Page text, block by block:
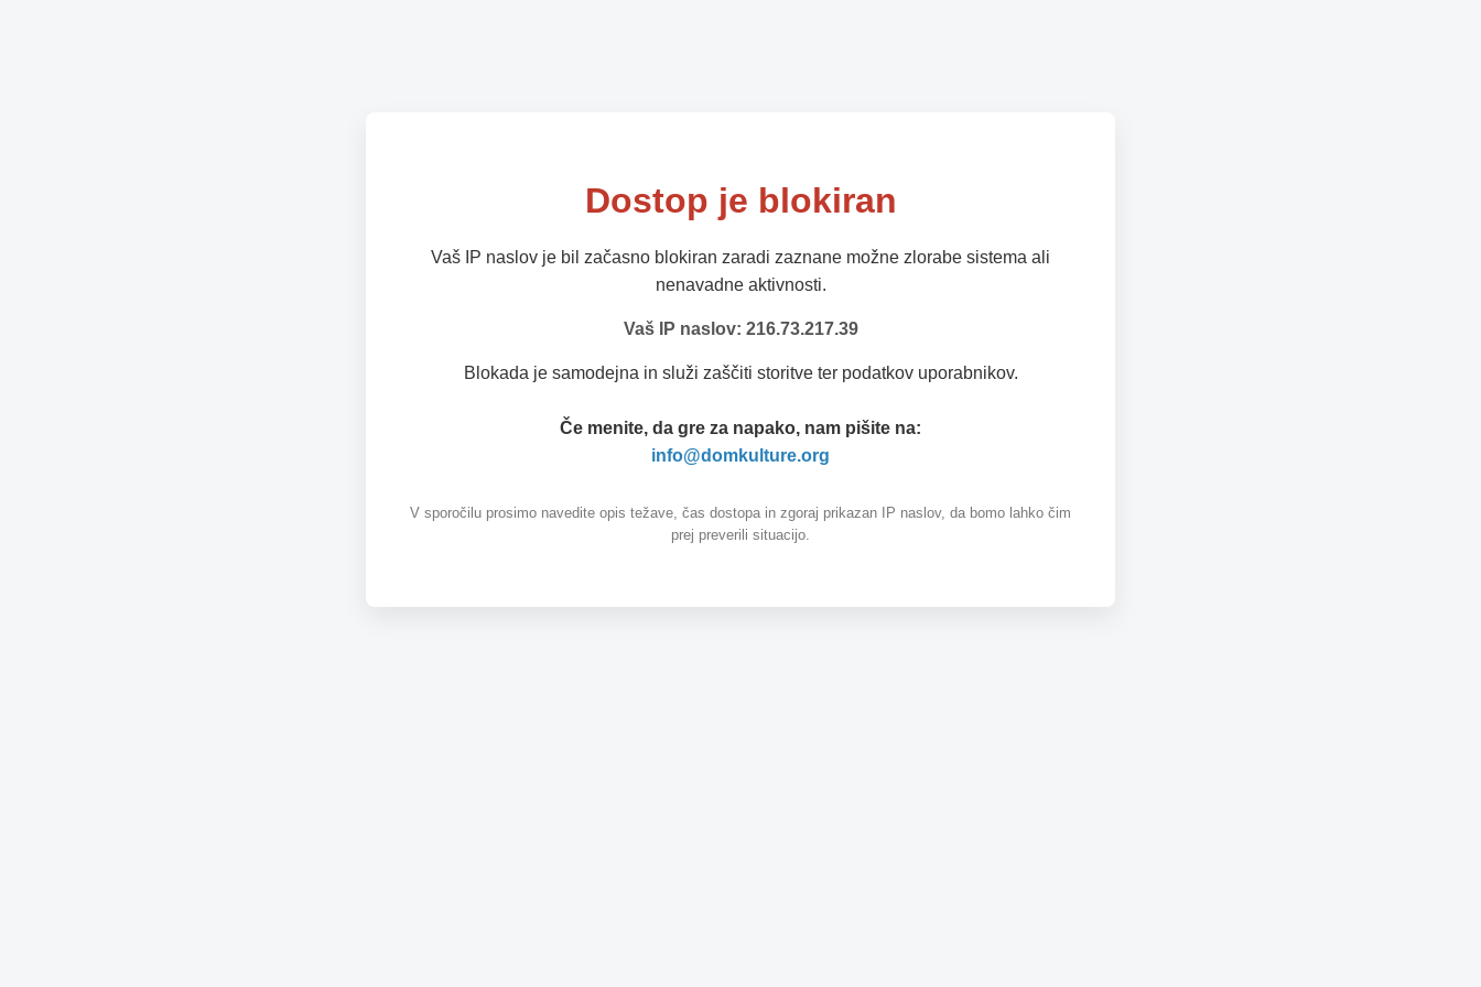
Dostop je blokiran
Vaš IP naslov je bil začasno blokiran zaradi zaznane možne zlorabe sistema ali
nenavadne aktivnosti.
Vaš IP naslov: 216.73.217.39
Blokada je samodejna in služi zaščiti storitve ter podatkov uporabnikov.
Če menite, da gre za napako, nam pišite na:
info@domkulture.org
V sporočilu prosimo navedite opis težave, čas dostopa in zgoraj prikazan IP naslov, da bomo lahko čim
prej preverili situacijo.